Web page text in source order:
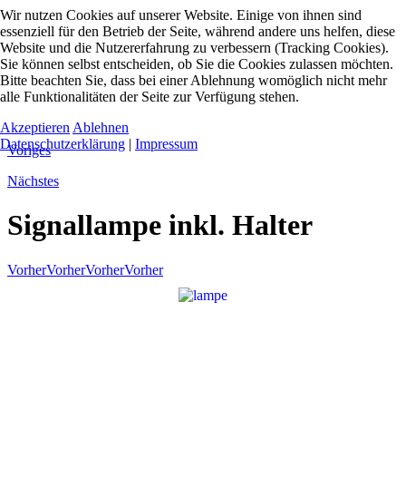
Voriges
Nächstes
Signallampe inkl. Halter
VorherVorherVorherVorher
Wir nutzen Cookies auf unserer Website. Einige von ihnen sind
essenziell für den Betrieb der Seite, während andere uns helfen, diese
Website und die Nutzererfahrung zu verbessern (Tracking Cookies).
Sie können selbst entscheiden, ob Sie die Cookies zulassen möchten.
Bitte beachten Sie, dass bei einer Ablehnung womöglich nicht mehr
alle Funktionalitäten der Seite zur Verfügung stehen.
Akzeptieren Ablehnen
Datenschutzerklärung | Impressum